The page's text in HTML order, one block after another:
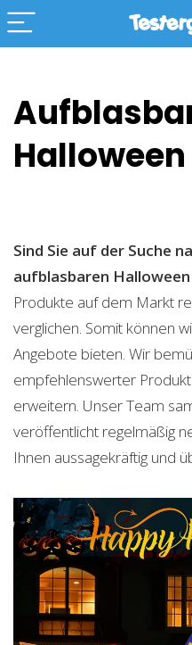
Sind Sie auf der Suche
aufblasbaren Halloween
Produkte auf dem Markt
verglichen. Somit können
Angebote bieten. Wir
empfehlenswerter
erweitern. Unser Team
veröffentlicht regelmäßig
Ihnen aussagekräftig und